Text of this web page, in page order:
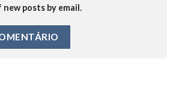
posts by email.